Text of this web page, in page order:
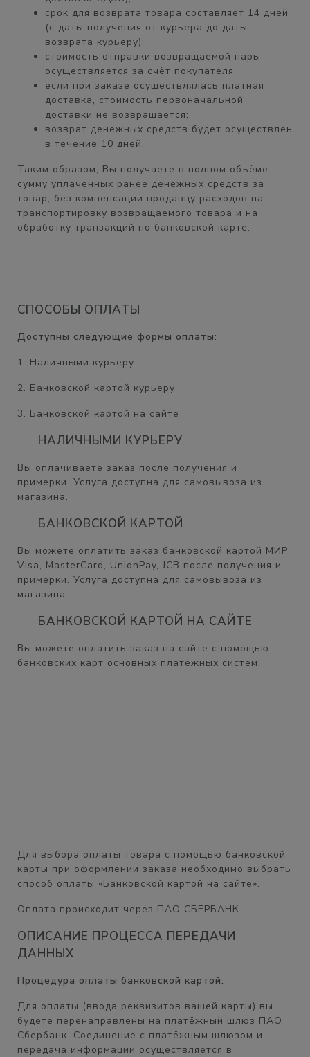
срок для возврата товара составляет 14 дней
(с даты получения от курьера до даты
возврата курьеру);
стоимость отправки возвращаемой пары
осуществляется за счёт покупателя;
если при заказе осуществлялась платная
доставка, стоимость первоначальной
доставки не возвращается;
возврат денежных средств будет осуществлен
в течение 10 дней.
Таким образом, Вы получаете в полном объёме
сумму уплаченных ранее денежных средств за
товар, без компенсации продавцу расходов на
транспортировку возвращаемого товара и на
обработку транзакций по банковской карте.
СПОСОБЫ ОПЛАТЫ
Доступны следующие формы оплаты:
1. Наличными курьеру
2. Банковской картой курьеру
3. Банковской картой на сайте
НАЛИЧНЫМИ КУРЬЕРУ
Вы оплачиваете заказ после получения и
примерки. Услуга доступна для самовывоза из
магазина.
БАНКОВСКОЙ КАРТОЙ
Вы можете оплатить заказ банковской картой МИР,
Visa, MasterCard, UnionPay, JCB после получения и
примерки. Услуга доступна для самовывоза из
магазина.
БАНКОВСКОЙ КАРТОЙ НА САЙТЕ
Вы можете оплатить заказ на сайте с помощью
банковских карт основных платежных систем:
Для выбора оплаты товара с помощью банковской
карты при оформлении заказа необходимо выбрать
способ оплаты «Банковской картой на сайте».
Оплата происходит через ПАО СБЕРБАНК.
ОПИСАНИЕ ПРОЦЕССА ПЕРЕДАЧИ
ДАННЫХ
Процедура оплаты банковской картой:
Для оплаты (ввода реквизитов вашей карты) вы
будете перенаправлены на платёжный шлюз ПАО
Сбербанк. Соединение с платёжным шлюзом и
передача информации осуществляется в